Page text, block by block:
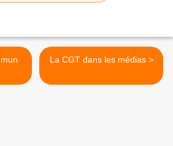
La CGT dans les médias >